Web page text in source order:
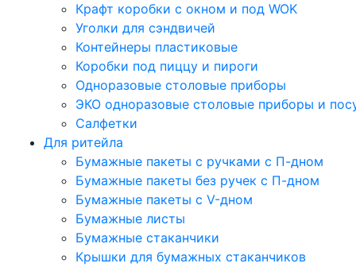
Крафт коробки с окном и под WOK
Уголки для сэндвичей
Контейнеры пластиковые
Коробки под пиццу и пироги
Одноразовые столовые приборы
ЭКО одноразовые столовые приборы и
Салфетки
Для ритейла
Бумажные пакеты с ручками с П-дном
Бумажные пакеты без ручек с П-дном
Бумажные пакеты с V-дном
Бумажные листы
Бумажные стаканчики
Крышки для бумажных стаканчиков